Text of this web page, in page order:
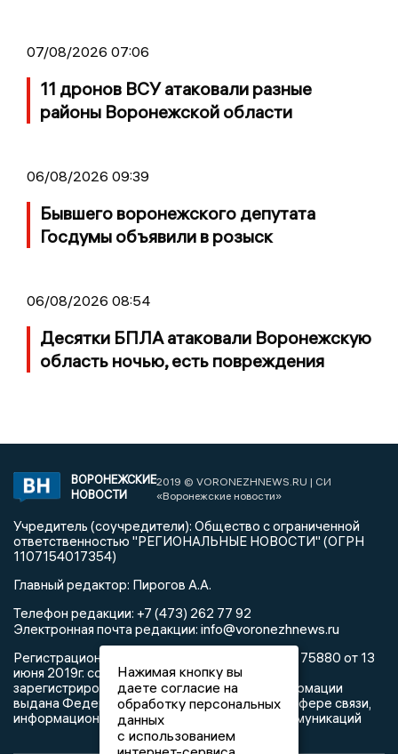
07/08/2026 07:06
11 дронов ВСУ атаковали разные
районы Воронежской области
06/08/2026 09:39
Бывшего воронежского депутата
Госдумы объявили в розыск
06/08/2026 08:54
Десятки БПЛА атаковали Воронежскую
область ночью, есть повреждения
ВОРОНЕЖСКИЕ
НОВОСТИ
2019 © VORONEZHNEWS.RU | СИ
«Воронежские новости»
Учредитель (соучредители): Общество с ограниченной
ответственностью "РЕГИОНАЛЬНЫЕ НОВОСТИ" (ОГРН
1107154017354)
Главный редактор: Пирогов А.А.
Телефон редакции: +7 (473) 262 77 92
Электронная почта редакции: info@voronezhnews.ru
Регистрационный номер: серия Эл № ФС 77 - 75880 от 13
июня 2019г. согласно выписке из реестра
зарегистрированных средств массовой информации
выдана Федеральной службой по надзору в сфере связи,
информационных технологий и массовых коммуникаций
Нажимая кнопку вы
даете согласие на
обработку персональных
данных
с использованием